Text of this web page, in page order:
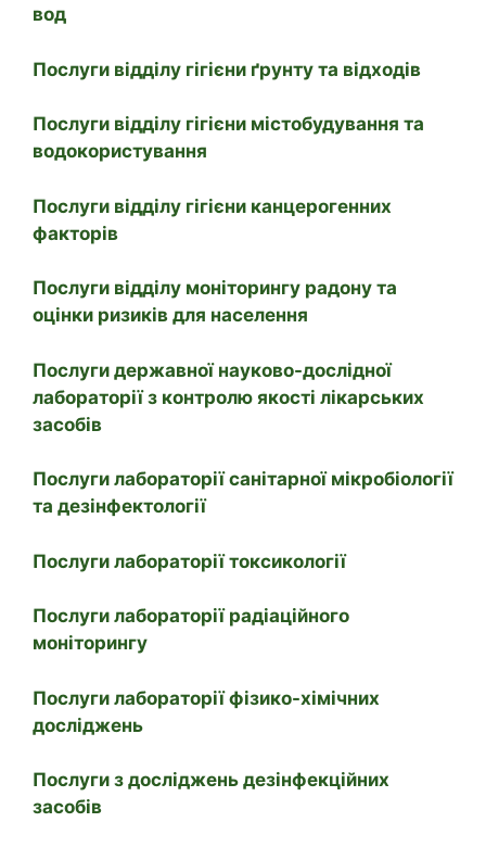
вод
Послуги відділу гігієни ґрунту та відходів
Послуги відділу гігієни містобудування та
водокористування
Послуги відділу гігієни канцерогенних
факторів
Послуги відділу моніторингу радону та
оцінки ризиків для населення
Послуги державної науково-дослідної
лабораторії з контролю якості лікарських
засобів
Послуги лабораторії санітарної мікробіології
та дезінфектології
Послуги лабораторії токсикології
Послуги лабораторії радіаційного
моніторингу
Послуги лабораторії фізико-хімічних
досліджень
Послуги з досліджень дезінфекційних
засобів